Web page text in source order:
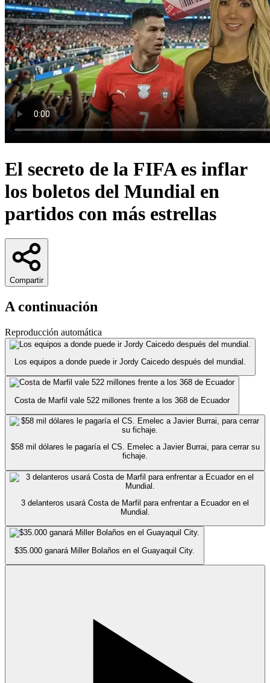
El secreto de la FIFA es inflar
los boletos del Mundial en
partidos con más estrellas
Compartir
A continuación
Reproducción automática
Los equipos a donde puede ir Jordy Caicedo después del mundial.
Costa de Marfil vale 522 millones frente a los 368 de Ecuador
$58 mil dólares le pagaría el CS. Emelec a Javier Burrai, para cerrar su
fichaje.
3 delanteros usará Costa de Marfil para enfrentar a Ecuador en el
Mundial.
$35.000 ganará Miller Bolaños en el Guayaquil City.